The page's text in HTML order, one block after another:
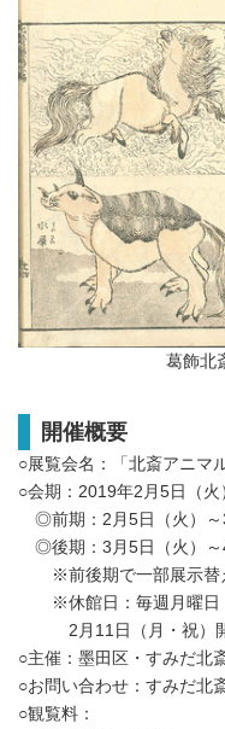
葛飾北
開催概要
○展覧会名：「北斎アニマ
○会期：2019年2月5日（火
◎前期：2月5日（火）～
◎後期：3月5日（火）～
※前後期で一部展示替
※休館日：毎週月曜日
2月11日（月・祝）開
○主催：墨田区・すみだ北
○お問い合わせ：すみだ北
○観覧料：